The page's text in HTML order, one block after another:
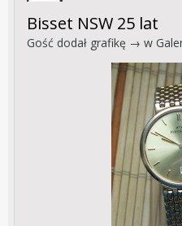
Bisset NSW 25 lat
Gość dodał grafikę → w